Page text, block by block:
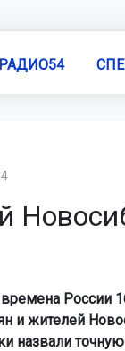
РАДИО54
России
и жителей
назвали